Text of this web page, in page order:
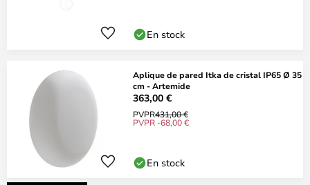
En stock
Aplique de pared Itka de cristal IP65 Ø 35
cm - Artemide
363,00 €
PVPR431,00 €
PVPR -68,00 €
En stock